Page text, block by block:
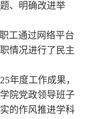
、明确改进举
工通过网络平台
情况进行了民主
年度工作成果，
院党政领导班子
的作风推进学科